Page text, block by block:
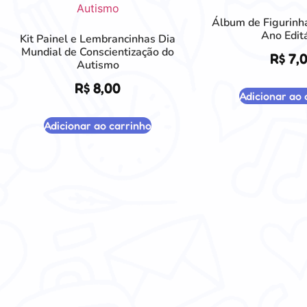
Kit Painel e Lembrancinhas Dia
Mundial de Conscientização do
Autismo
R$ 8,00
Adicionar ao carrinho
Álbum de
Ano
R$
Adicionar ao